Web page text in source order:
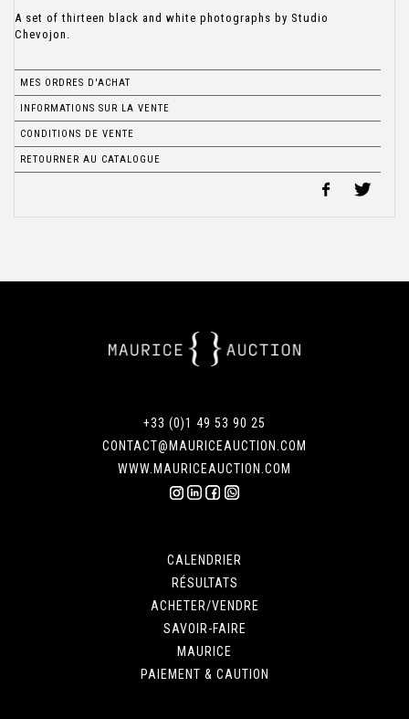
A set of thirteen black and white photographs by Studio
Chevojon.
MES ORDRES D'ACHAT
INFORMATIONS SUR LA VENTE
CONDITIONS DE VENTE
RETOURNER AU CATALOGUE
+33 (0)1 49 53 90 25
CONTACT@MAURICEAUCTION.COM
WWW.MAURICEAUCTION.COM
CALENDRIER
RÉSULTATS
ACHETER/VENDRE
SAVOIR-FAIRE
MAURICE
PAIEMENT & CAUTION